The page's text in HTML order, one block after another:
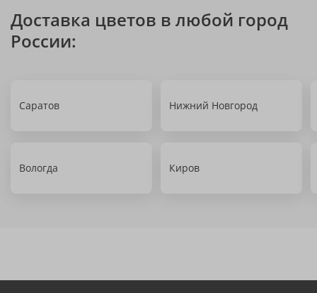
Доставка цветов в любой город
России:
Саратов Нижний Новгород
Вологда Киров